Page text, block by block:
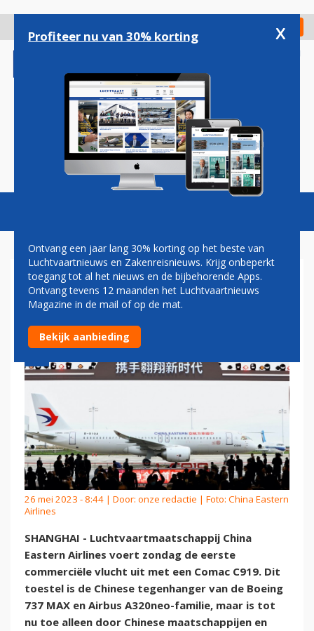
gaan
Check in
Magazine Podcasts Vacatures
COMAC C919 MOET ZONDAG
EERSTE LIJNVLUCHT MAKEN
26 mei 2023 - 8:44 | Door: onze redactie | Foto: China Eastern
Airlines
SHANGHAI - Luchtvaartmaatschappij China
Eastern Airlines voert zondag de eerste
commerciële vlucht uit met een Comac C919. Dit
toestel is de Chinese tegenhanger van de Boeing
737 MAX en Airbus A320neo-familie, maar is tot
nu toe alleen door Chinese maatschappijen en
Profiteer nu van 30% korting x
Ontvang een jaar lang 30% korting op het beste van
Luchtvaartnieuws en Zakenreisnieuws. Krijg onbeperkt
toegang tot al het nieuws en de bijbehorende Apps.
Ontvang tevens 12 maanden het Luchtvaartnieuws
Magazine in de mail of op de mat.
Bekijk aanbieding